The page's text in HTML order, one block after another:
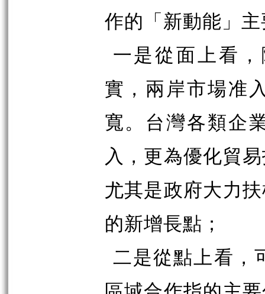
作的「新動能」
一是從面上看
實，兩岸市場准
寬。台灣各類企
入，更為優化貿
尤其是政府大力
的新增長點；
二是從點上看，